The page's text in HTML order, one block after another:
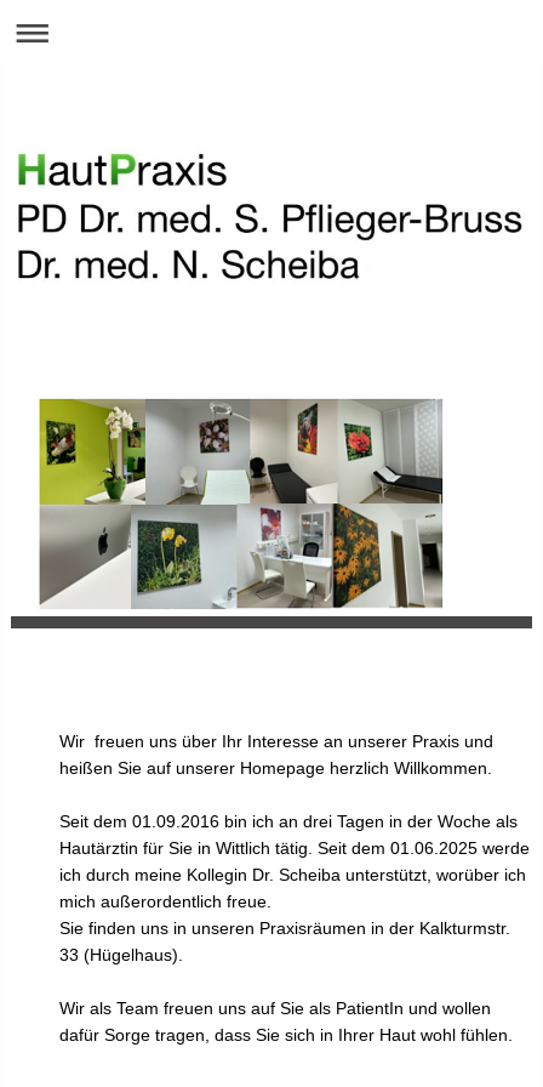
Wir freuen uns über Ihr Interesse an unserer Praxis und
heißen Sie auf unserer Homepage herzlich Willkommen.
Seit dem 01.09.2016 bin ich an drei Tagen in der Woche als
Hautärztin für Sie in Wittlich tätig. Seit dem 01.06.2025 werde
ich durch meine Kollegin Dr. Scheiba unterstützt, worüber ich
mich außerordentlich freue.
Sie finden uns in unseren Praxisräumen in der Kalkturmstr.
33 (Hügelhaus).
Wir als Team freuen uns auf Sie als PatientIn und wollen
dafür Sorge tragen, dass Sie sich in Ihrer Haut wohl fühlen.